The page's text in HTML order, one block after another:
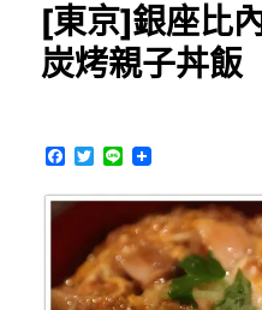
[東京]銀座比
炭烤親子丼飯
F
c
e
o
k
T
i
t
e
r
L
n